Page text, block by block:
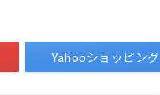
Yahooショッピング